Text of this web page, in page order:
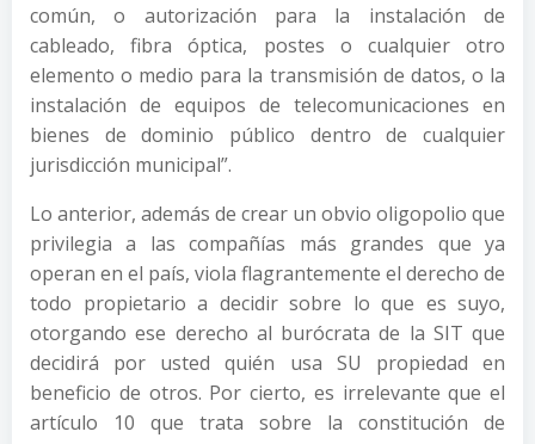
común, o autorización para la instalación de
cableado, fibra óptica, postes o cualquier otro
elemento o medio para la transmisión de datos, o la
instalación de equipos de telecomunicaciones en
bienes de dominio público dentro de cualquier
jurisdicción municipal”.
Lo anterior, además de crear un obvio oligopolio que
privilegia a las compañías más grandes que ya
operan en el país, viola flagrantemente el derecho de
todo propietario a decidir sobre lo que es suyo,
otorgando ese derecho al burócrata de la SIT que
decidirá por usted quién usa SU propiedad en
beneficio de otros. Por cierto, es irrelevante que el
artículo 10 que trata sobre la constitución de